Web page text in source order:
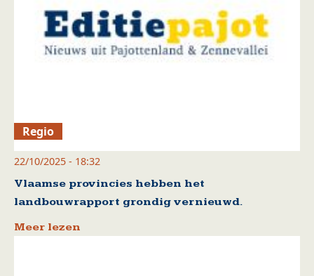
Regio
22/10/2025 - 18:32
Vlaamse provincies hebben het
landbouwrapport grondig vernieuwd.
Meer lezen